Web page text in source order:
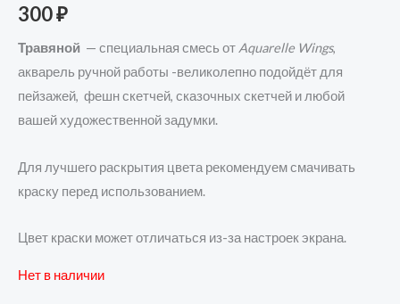
300₽
Травяной — специальная смесь от Aquarelle Wings,
акварель ручной работы -великолепно подойдёт для
пейзажей, фешн скетчей, сказочных скетчей и любой
вашей художественной задумки.
Для лучшего раскрытия цвета рекомендуем смачивать
краску перед использованием.
Цвет краски может отличаться из-за настроек экрана.
Нет в наличии